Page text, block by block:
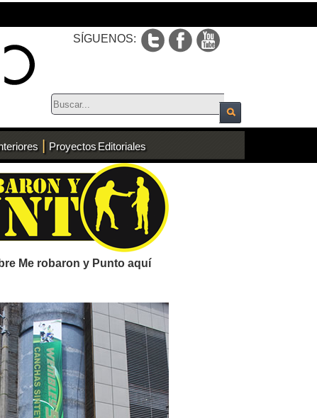
SÍGUENOS:
| Proyectos Editoriales
Me robaron y Punto aquí